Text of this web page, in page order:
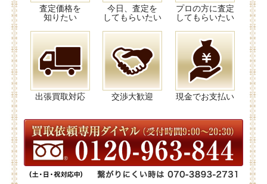
査定価格を
知りたい
今日、査定を
してもらいたい
プロの方に査定
してもらいたい
出張買取対応 交渉大歓迎 現金でお支払い